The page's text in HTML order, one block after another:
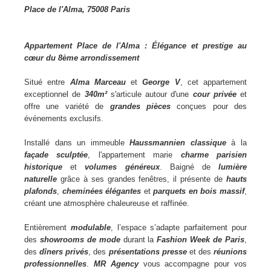
Place de l'Alma, 75008 Paris
Appartement Place de l'Alma : Élégance et prestige au
cœur du 8ème arrondissement
Situé entre Alma MarceauetGeorge V, cet appartement
exceptionnel de 340m²s'articule autour d'une cour privéeet
offre une variété de grandes piècesconçues pour des
événements exclusifs.
Installé dans un immeubleHaussmannien classiqueà la
façade sculptée , l'appartement marie charme parisien
historique etvolumes généreux. Baigné delumière
naturelle grâce à ses grandes fenêtres, il présente de hauts
plafonds cheminées élégantes etparquets en bois massif,
créant une atmosphère chaleureuse et raffinée.
Entièrement modulable, l’espace s’adapte parfaitement pour
des showrooms de modedurant laFashion Week de Paris
desdîners privés , des présentations presseet des réunions
professionnelles
MR Agencyvous accompagne pour vos